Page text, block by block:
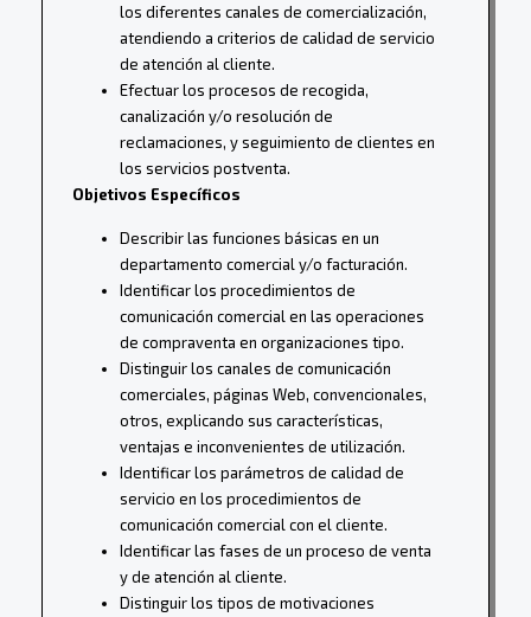
los diferentes canales de comercialización,
atendiendo a criterios de calidad de servicio
de atención al cliente.
Efectuar los procesos de recogida,
canalización y/o resolución de
reclamaciones, y seguimiento de clientes en
los servicios postventa.
Objetivos Específicos
Describir las funciones básicas en un
departamento comercial y/o facturación.
Identificar los procedimientos de
comunicación comercial en las operaciones
de compraventa en organizaciones tipo.
Distinguir los canales de comunicación
comerciales, páginas Web, convencionales,
otros, explicando sus características,
ventajas e inconvenientes de utilización.
Identificar los parámetros de calidad de
servicio en los procedimientos de
comunicación comercial con el cliente.
Identificar las fases de un proceso de venta
y de atención al cliente.
Distinguir los tipos de motivaciones